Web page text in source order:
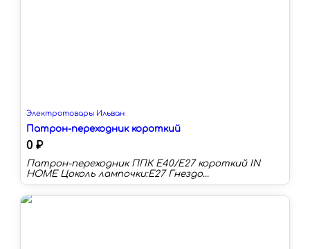
Электротовары Ильван
Патрон-переходник короткий
0 ₽
Патрон-переходник ППК Е40/Е27 короткий IN
HOME Цоколь лампочки:E27 Гнездо
светильника:E40 Цвет:серый Материал:пластик